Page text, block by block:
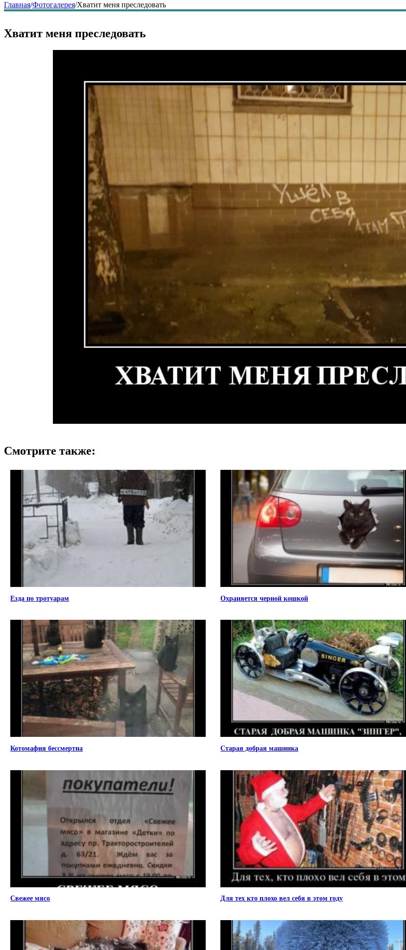
Главная/Фотогалерея/Хватит меня преследовать
Хватит меня преследовать
Смотрите также:
Езда по тротуарам Охраняется черной кошкой
Котомафия бессмертна Старая добрая машинка
Свежее мясо Для тех кто плохо вел себя в этом году